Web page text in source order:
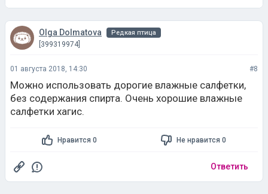
Olga Dolmatova Редкая птица
[399319974]
01 августа 2018, 14:30 #8
Можно использовать дорогие влажные салфетки,
без содержания спирта. Очень хорошие влажные
салфетки хагис.
Нравится 0 Не нравится 0
Ответить